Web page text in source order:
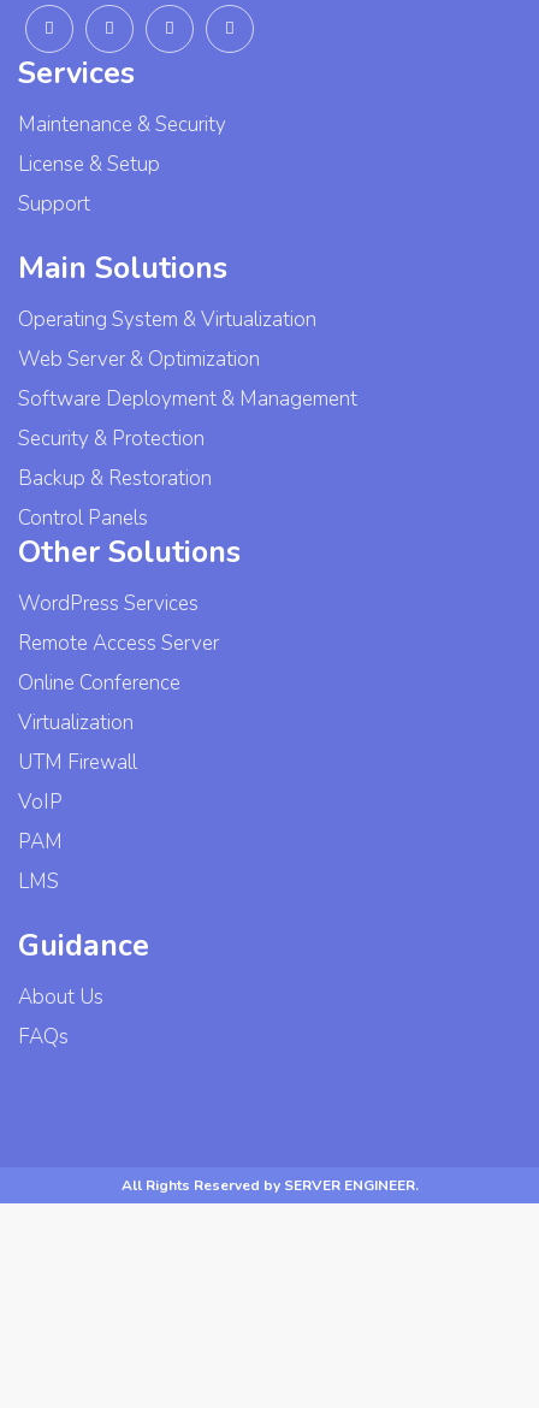
Services
Maintenance & Security
License & Setup
Support
Main Solutions
Operating System & Virtualization
Web Server & Optimization
Software Deployment & Management
Security & Protection
Backup & Restoration
Control Panels
Other Solutions
WordPress Services
Remote Access Server
Online Conference
Virtualization
UTM Firewall
VoIP
PAM
LMS
Guidance
About Us
FAQs
All Rights Reserved by SERVER ENGINEER.